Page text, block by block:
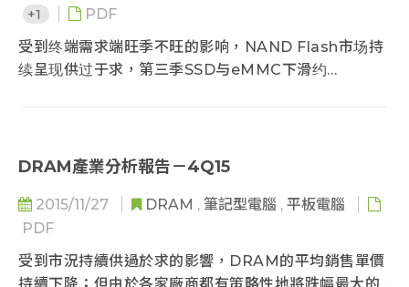
+1
PDF
受到终端需求端旺季不旺的影响，NAND Flash市场持
续呈现供过于求，第三季SSD与eMMC下滑约
DRAM產業分析報告－4Q15
2015/11/27 DRAM , 筆記型電腦 , 平板電腦
PDF
受到市況持續供過於求的影響，DRAM的平均銷售單價